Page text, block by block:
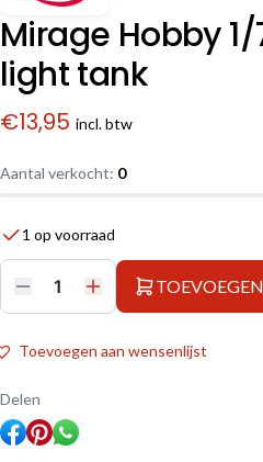
Mirage Hobby
light tank
€13,95 incl. btw
Aantal verkocht: 0
1 op voorraad
Mirage
Hobby
M3
Stuart
tank
aantal
Toevoegen aan wensenlijst
Delen